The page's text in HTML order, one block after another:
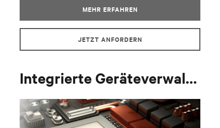
MEHR ERFAHREN
JETZT ANFORDERN
Integrierte Geräteverwaltung